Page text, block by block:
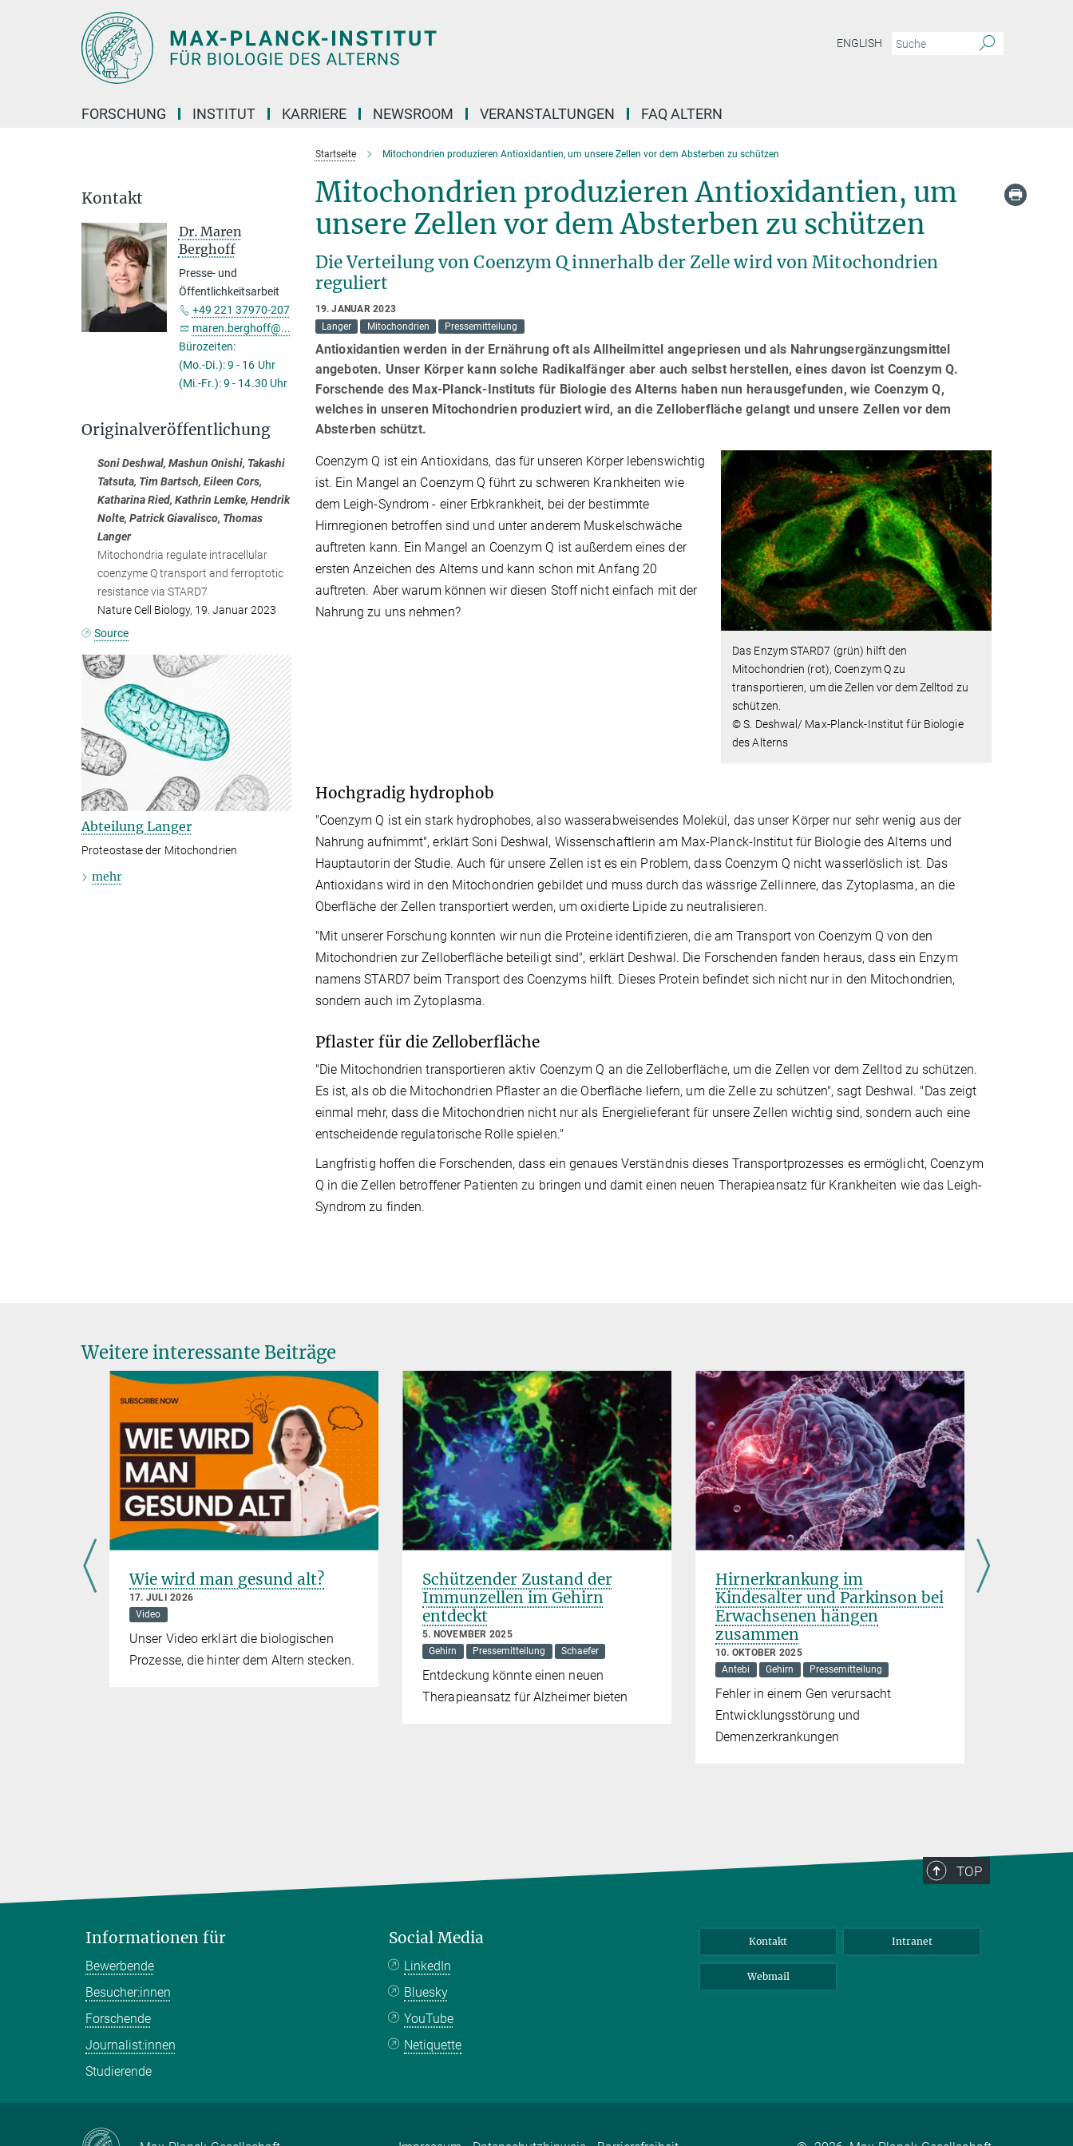
ENGLISH
FORSCHUNG INSTITUT KARRIERE NEWSROOM VERANSTALTUNGEN FAQ ALTERN
Startseite Mitochondrien produzieren Antioxidantien, um unsere Zellen vor dem Absterben zu schützen
Mitochondrien produzieren Antioxidantien, um
unsere Zellen vor dem Absterben zu schützen
Die Verteilung von Coenzym Q innerhalb der Zelle wird von Mitochondrien
reguliert
19. JANUAR 2023
Langer
Mitochondrien Pressemitteilung
Antioxidantien werden in der Ernährung oft als Allheilmittel angepriesen und als Nahrungsergänzungsmittel
angeboten. Unser Körper kann solche Radikalfänger aber auch selbst herstellen, eines davon ist Coenzym Q.
Forschende des Max-Planck-Instituts für Biologie des Alterns haben nun herausgefunden, wie Coenzym Q,
welches in unseren Mitochondrien produziert wird, an die Zelloberfläche gelangt und unsere Zellen vor dem
Absterben schützt.
Das Enzym STARD7 (grün) hilft den
Mitochondrien (rot), Coenzym Q zu
transportieren, um die Zellen vor dem Zelltod zu
schützen.
© S. Deshwal/ Max-Planck-Institut für Biologie
des Alterns
Coenzym Q ist ein Antioxidans, das für unseren Körper lebenswichtig
ist. Ein Mangel an Coenzym Q führt zu schweren Krankheiten wie
dem Leigh-Syndrom - einer Erbkrankheit, bei der bestimmte
Hirnregionen betroffen sind und unter anderem Muskelschwäche
auftreten kann. Ein Mangel an Coenzym Q ist außerdem eines der
ersten Anzeichen des Alterns und kann schon mit Anfang 20
auftreten. Aber warum können wir diesen Stoff nicht einfach mit der
Nahrung zu uns nehmen?
Hochgradig hydrophob
"Coenzym Q ist ein stark hydrophobes, also wasserabweisendes Molekül, das unser Körper nur sehr wenig aus der
Nahrung aufnimmt", erklärt Soni Deshwal, Wissenschaftlerin am Max-Planck-Institut für Biologie des Alterns und
Hauptautorin der Studie. Auch für unsere Zellen ist es ein Problem, dass Coenzym Q nicht wasserlöslich ist. Das
Antioxidans wird in den Mitochondrien gebildet und muss durch das wässrige Zellinnere, das Zytoplasma, an die
Oberfläche der Zellen transportiert werden, um oxidierte Lipide zu neutralisieren.
"Mit unserer Forschung konnten wir nun die Proteine identifizieren, die am Transport von Coenzym Q von den
Mitochondrien zur Zelloberfläche beteiligt sind", erklärt Deshwal. Die Forschenden fanden heraus, dass ein Enzym
namens STARD7 beim Transport des Coenzyms hilft. Dieses Protein befindet sich nicht nur in den Mitochondrien,
sondern auch im Zytoplasma.
Pflaster für die Zelloberfläche
"Die Mitochondrien transportieren aktiv Coenzym Q an die Zelloberfläche, um die Zellen vor dem Zelltod zu schützen.
Es ist, als ob die Mitochondrien Pflaster an die Oberfläche liefern, um die Zelle zu schützen", sagt Deshwal. "Das zeigt
einmal mehr, dass die Mitochondrien nicht nur als Energielieferant für unsere Zellen wichtig sind, sondern auch eine
entscheidende regulatorische Rolle spielen."
Langfristig hoffen die Forschenden, dass ein genaues Verständnis dieses Transportprozesses es ermöglicht, Coenzym
Q in die Zellen betroffener Patienten zu bringen und damit einen neuen Therapieansatz für Krankheiten wie das Leigh-
Syndrom zu finden.
Kontakt
Dr. Maren
Berghoff
Presse- und
Öffentlichkeitsarbeit
+49 221 37970-207
maren.berghoff@...
Bürozeiten:
(Mo.-Di.): 9 - 16 Uhr
(Mi.-Fr.): 9 - 14.30 Uhr
Originalveröffentlichung
Soni Deshwal, Mashun Onishi, Takashi
Tatsuta, Tim Bartsch, Eileen Cors,
Katharina Ried, Kathrin Lemke, Hendrik
Nolte, Patrick Giavalisco, Thomas
Langer
Mitochondria regulate intracellular
coenzyme Q transport and ferroptotic
resistance via STARD7
Nature Cell Biology, 19. Januar 2023
Source
Abteilung Langer
Proteostase der Mitochondrien
mehr
Weitere interessante Beiträge
Wie wird man gesund alt?
17. JULI 2026
Video
Unser Video erklärt die biologischen
Prozesse, die hinter dem Altern stecken.
Schützender Zustand der
Immunzellen im Gehirn
entdeckt
5. NOVEMBER 2025
Gehirn
Pressemitteilung Schaefer
Entdeckung könnte einen neuen
Therapieansatz für Alzheimer bieten
Hirnerkrankung im
Kindesalter und Parkinson bei
Erwachsenen hängen
zusammen
10. OKTOBER 2025
Antebi
Gehirn Pressemitteilung
Fehler in einem Gen verursacht
Entwicklungsstörung und
Demenzerkrankungen
TOP
Informationen für
Bewerbende
Besucher:innen
Forschende
Journalist:innen
Studierende
Social Media
LinkedIn
Bluesky
YouTube
Netiquette
Kontakt Intranet
Webmail